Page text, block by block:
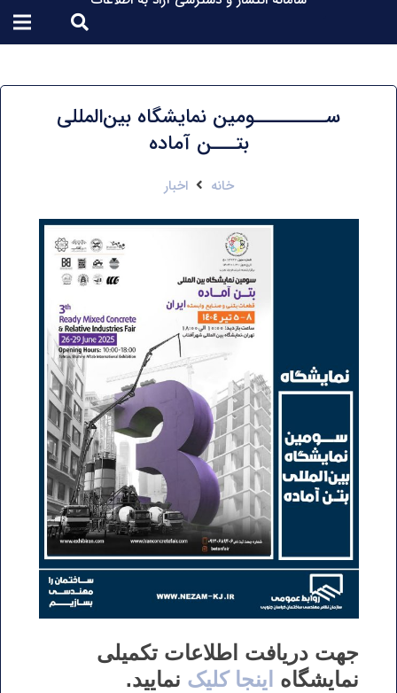
ســـــــــومین نمایشگاه بین‌المللی
بتـــن آماده
خانه اخبار
جهت دریافت اطلاعات تکمیلی
نمایشگاه اینجا کلیک نمایید.